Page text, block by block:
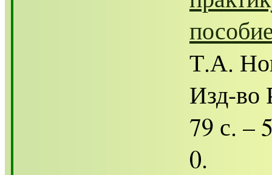
Т.А.
Изд-во
79 с. –
0.